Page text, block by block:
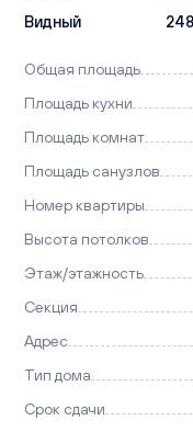
Видный 248
Общая площадь
Площадь кухни
Площадь комнат
Площадь санузлов
Номер квартиры
Высота потолков
Этаж/этажность
Секция
Адрес
Тип дома
Срок сдачи